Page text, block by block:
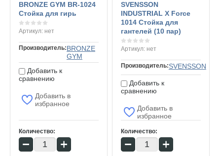
BRONZE GYM BR-1024
Стойка для гирь
Артикул: нет
Производитель:BRONZE
GYM
Добавить к
сравнению
Добавить в
избранное
Количество:
− +
SVENSSON
INDUSTRIAL X Force
1014 Стойка для
гантелей (10 пар)
Артикул:нет
Производитель:SVENSSON
Добавить к
сравнению
Добавить в
избранное
Количество:
− +